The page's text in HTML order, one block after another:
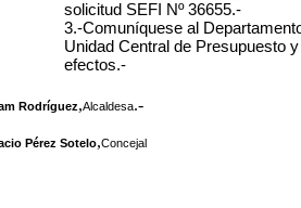
solicitud SEFI Nº 36655.-
3.-Comuníquese al
Unidad Central de Presupuesto
efectos.-
Rodríguez,Alcaldesa.-
Pérez Sotelo,Concejal